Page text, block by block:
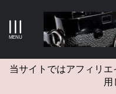
キーワードで検索する
当サイトではアフィリ
用